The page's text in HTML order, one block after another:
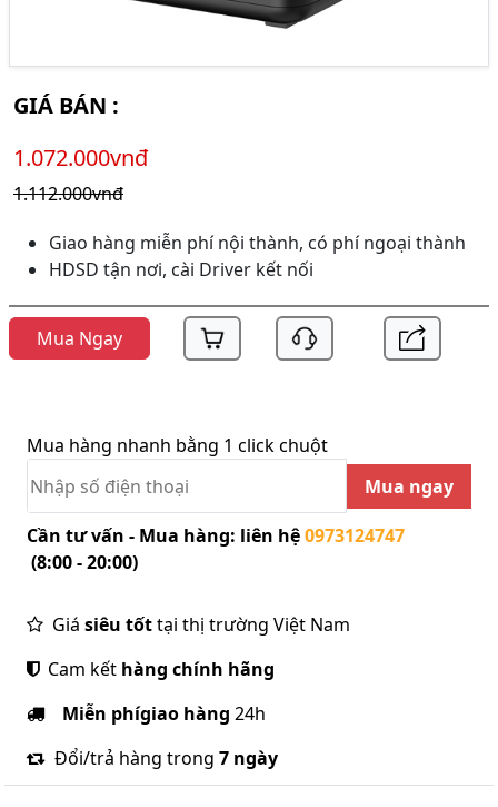
GIÁ BÁN :
1.072.000vnđ
1.112.000vnđ
Giao hàng miễn phí nội thành, có phí ngoại thành
HDSD tận nơi, cài Driver kết nối
Mua Ngay
Mua hàng nhanh bằng 1 click chuột
Mua ngay
Cần tư vấn - Mua hàng: liên hệ0973124747
(8:00 - 20:00)
Giá siêu tốttại thị trường Việt Nam
Cam kết hàng chính hãng
Miễn phígiao hàng 24h
Đổi/trả hàng trong 7 ngày